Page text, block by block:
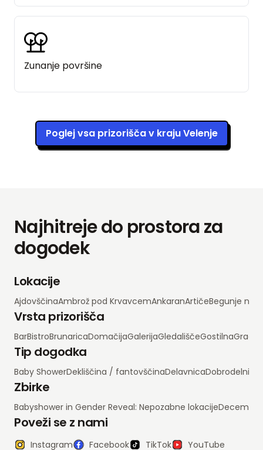
Zunanje površine
Poglej vsa prizorišča v kraju Velenje
Najhitreje do prostora za
dogodek
Lokacije
AjdovščinaAmbrož pod KrvavcemAnkaranArtičeBegunje na
Vrsta prizorišča
BarBistroBrunaricaDomačijaGalerijaGledališčeGostilnaGrad
Tip dogodka
Baby ShowerDekliščina / fantovščinaDelavnicaDobrodelni
Zbirke
Babyshower in Gender Reveal: Nepozabne lokacije
Poveži se z nami
Instagram Facebook TikTok YouTube